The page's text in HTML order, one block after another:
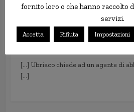
Auto in acqua: ubriaco, ha
un parcheggio
5 Dicembre 2011 alle 08:56
[…] Ubriaco chiede ad un agente di
[…]
fornito loro o che hanno raccolto
servizi.
Accetta Rifiuta Impostazioni